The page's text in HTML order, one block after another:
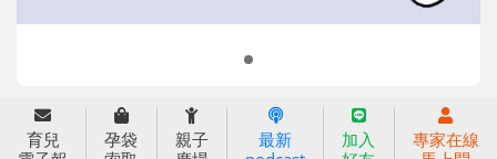
2024信誼年度報告
育兒服務
好好育兒
育兒
孕袋
親子
最新
加入
專家在線